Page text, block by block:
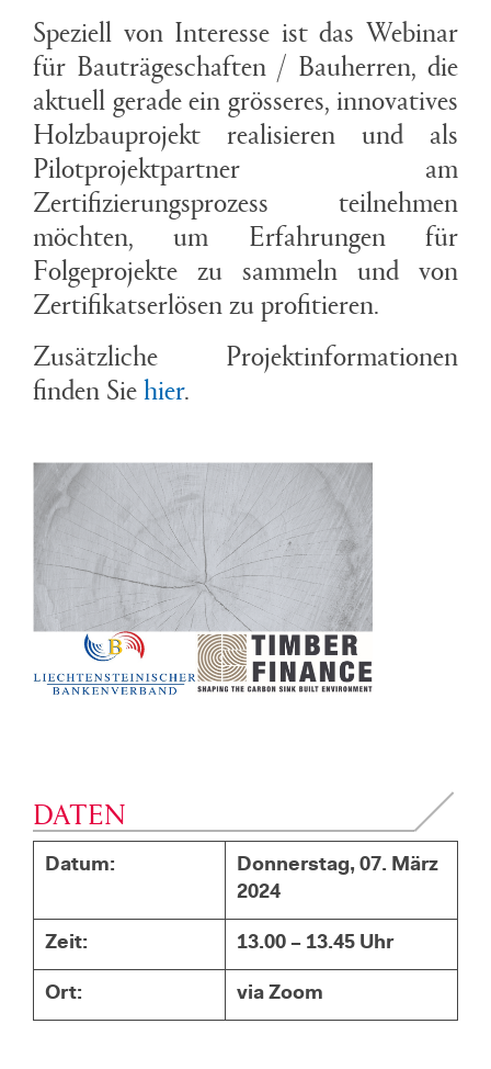
Speziell von Interesse ist das Webinar
für Bauträgeschaften / Bauherren, die
aktuell gerade ein grösseres, innovatives
Holzbauprojekt realisieren und als
Pilotprojektpartner am
Zertifizierungsprozess teilnehmen
möchten, um Erfahrungen für
Folgeprojekte zu sammeln und von
Zertifikatserlösen zu profitieren.
Zusätzliche Projektinformationen
finden Siehier.
DATEN
Datum:
Donnerstag, 07. März
2024
Zeit: 13.00 – 13.45 Uhr
Ort: via Zoom